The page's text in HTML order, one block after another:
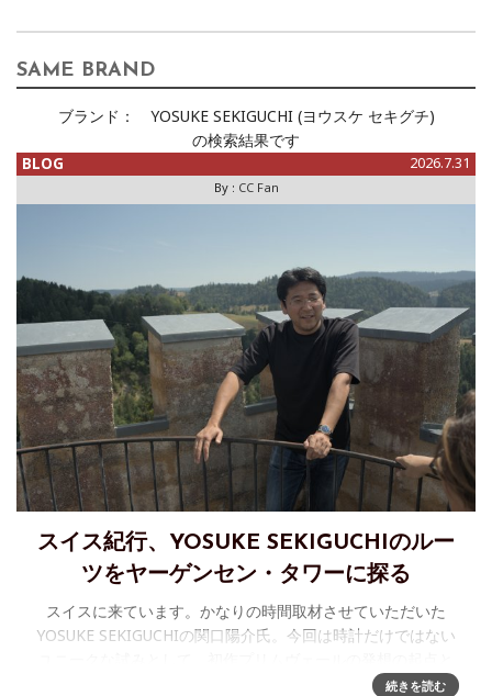
SAME BRAND
ブランド：
YOSUKE SEKIGUCHI (ヨウスケ セキグチ)
の検索結果です
BLOG 2026.7.31
By : CC Fan
スイス紀行、YOSUKE SEKIGUCHIのルー
ツをヤーゲンセン・タワーに探る
スイスに来ています。かなりの時間取材させていただいた
YOSUKE SEKIGUCHIの関口陽介氏。今回は時計だけではない
なった時計師のヤーゲンセン一族に注目、そのルーツを探る
続きを読む